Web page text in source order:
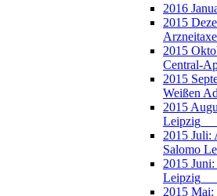
2016
2015
Arzneitaxe
2015
Central-
2015
Weißen
2015
Leipzig___
2015 Juli:
Salomo
2015
Leipzig___
2015 Mai: